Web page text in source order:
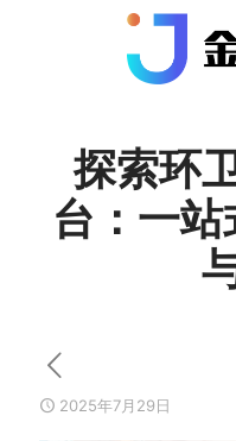
探索环
台：一站
2025年7月29日